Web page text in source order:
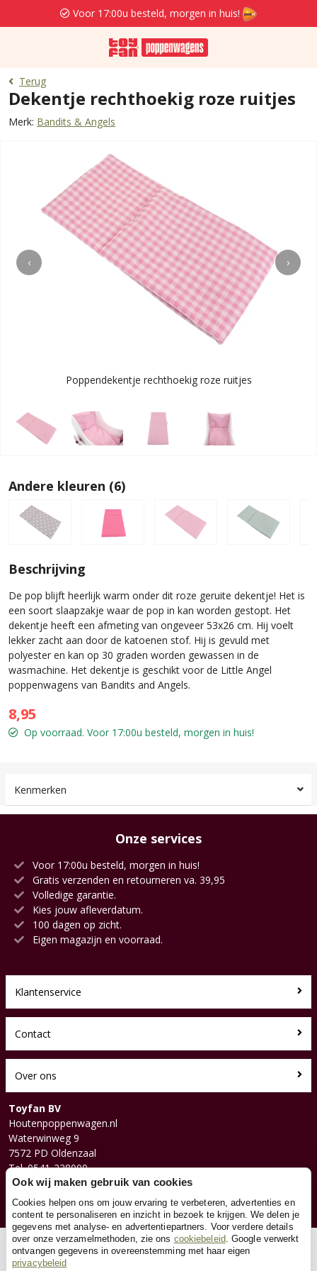
Voor 17:00u besteld, morgen in huis!
Terug
Dekentje rechthoekig roze ruitjes
Merk: Bandits & Angels
‹ ›
Poppendekentje rechthoekig roze ruitjes
Andere kleuren (6)
Beschrijving
De pop blijft heerlijk warm onder dit roze geruite dekentje! Het is
een soort slaapzakje waar de pop in kan worden gestopt. Het
dekentje heeft een afmeting van ongeveer 53x26 cm. Hij voelt
lekker zacht aan door de katoenen stof. Hij is gevuld met
polyester en kan op 30 graden worden gewassen in de
wasmachine. Het dekentje is geschikt voor de Little Angel
poppenwagens van Bandits and Angels.
8,95
Op voorraad. Voor 17:00u besteld, morgen in huis!
Kenmerken
Onze services
Voor 17:00u besteld, morgen in huis!
Gratis verzenden en retourneren va. 39,95
Volledige garantie.
Kies jouw afleverdatum.
100 dagen op zicht.
Eigen magazijn en voorraad.
Klantenservice
Contact
Over ons
Toyfan BV
Houtenpoppenwagen.nl
Waterwinweg 9
7572 PD Oldenzaal
Tel. 0541-228000
Facebook
Instagram
© 2026 Toyfan BV
Ook wij maken gebruik van cookies
Cookies helpen ons om jouw ervaring te verbeteren, advertenties en
content te personaliseren en inzicht in bezoek te krijgen. We delen je
gegevens met analyse- en advertentiepartners. Voor verdere details
over onze verzamelmethoden, zie ons cookiebeleid. Google verwerkt
ontvangen gegevens in overeenstemming met haar eigen
privacybeleid